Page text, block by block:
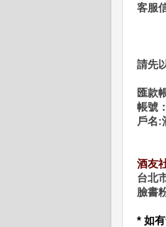
客服
請先
匯款
帳號
戶名:
酒友
台北
臉書
* 如